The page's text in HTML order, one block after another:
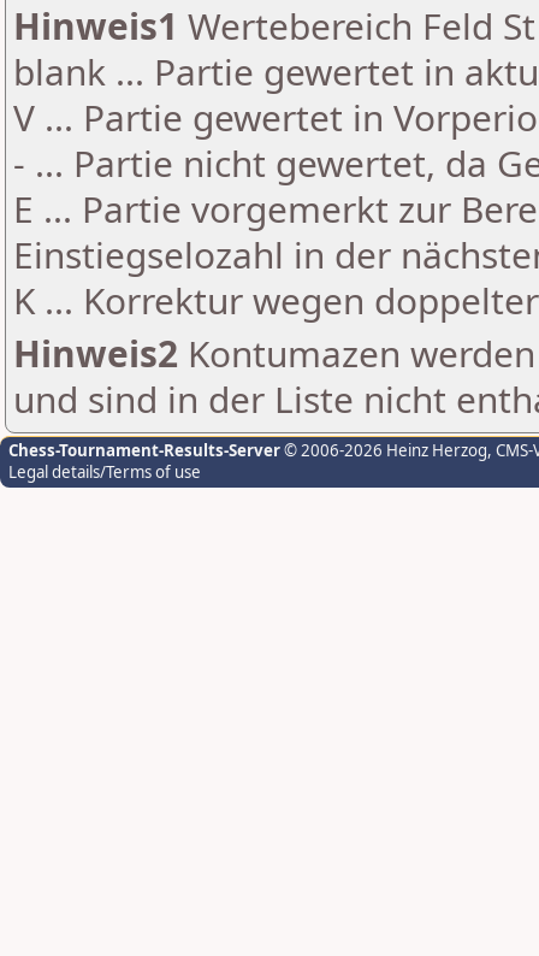
Hinweis1 Wertebereich Feld
blank ... Partie gewertet in
V ... Partie gewertet in
- ... Partie nicht gewertet, da
E ... Partie vorgemerkt zur
Einstiegselozahl in der
K ... Korrektur wegen
Hinweis2 Kontumazen
und sind in der Liste nicht
Chess-Tournament-Results-Server© 2006-2026 Heinz Herzog,
Legal details/Terms of use